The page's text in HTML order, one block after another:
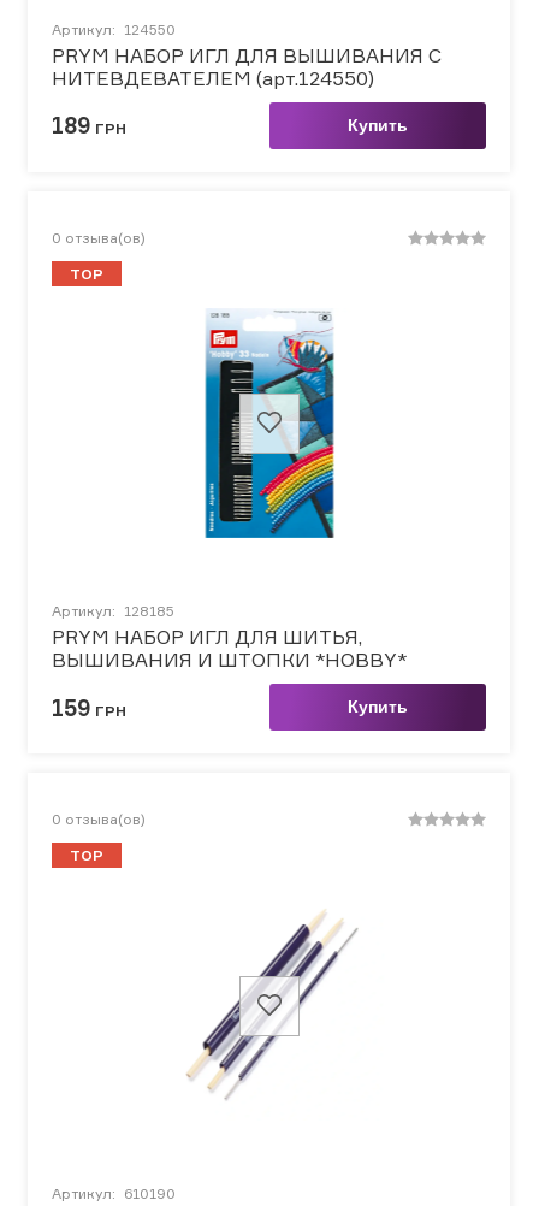
Артикул: 124550
PRYM НАБОР ИГЛ ДЛЯ ВЫШИВАНИЯ С
НИТЕВДЕВАТЕЛЕМ (арт.124550)
189 ГРН Купить
0 отзыва(ов)
TOP
Артикул: 128185
PRYM НАБОР ИГЛ ДЛЯ ШИТЬЯ,
ВЫШИВАНИЯ И ШТОПКИ *HOBBY*
159 ГРН Купить
0 отзыва(ов)
TOP
Артикул: 610190